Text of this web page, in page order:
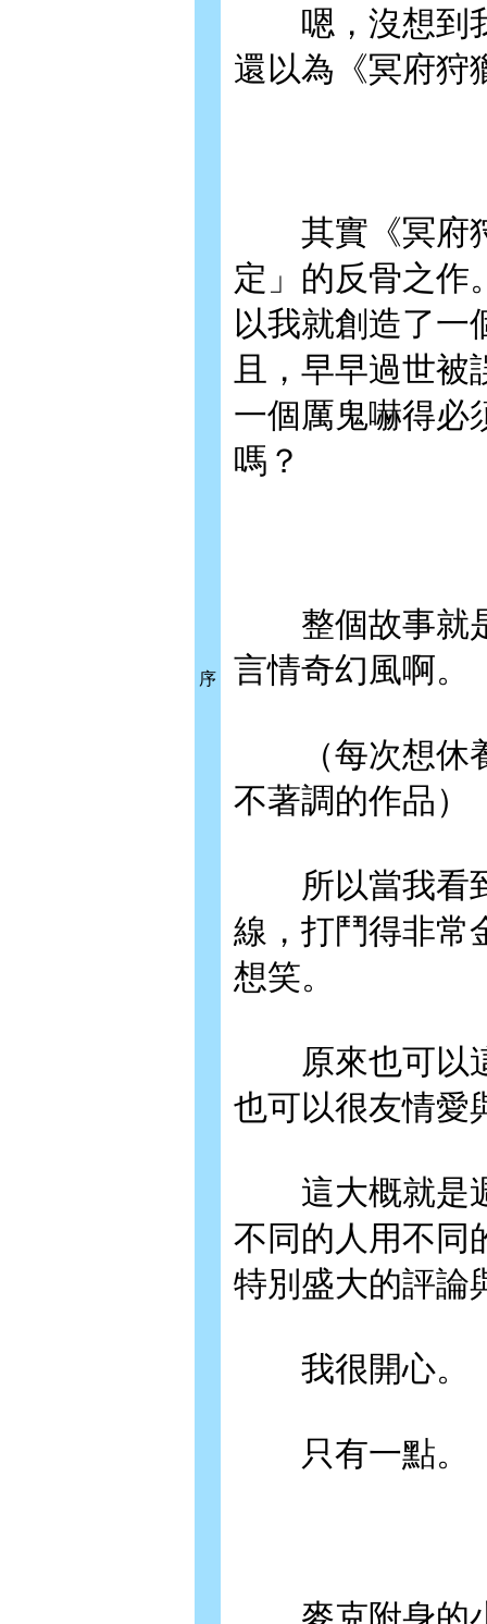
序
嗯，沒想到我
還以為《冥府狩
其實《冥府狩
定」的反骨之作
以我就創造了一
且，早早過世被
一個厲鬼嚇得
嗎？
整個故事就是
言情奇幻風啊。
（每次想休養
不著調的作品）
所以當我看到
線，打鬥得非常
想笑。
原來也可以這
也可以很友情愛
這大概就是週
不同的人用不同
特別盛大的評論
我很開心。
只有一點。